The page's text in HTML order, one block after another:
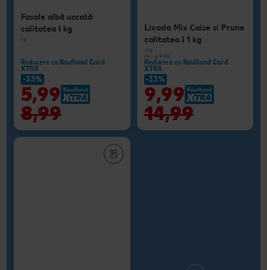
Fasole albă uscată
calitatea I kg
kg
Reducere cu Kaufland Card
XTRA
-33%
5,99
8,99
Livada Mix Caise si Prune
calitatea I 1 kg
1 kg
(=1 kg 9.99)
Reducere cu Kaufland Card
XTRA
-33%
9,99
14,99